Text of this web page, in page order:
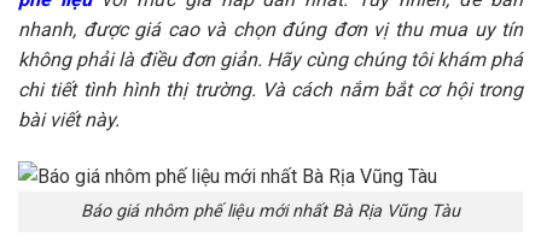
nhanh, được giá cao và chọn đúng đơn vị thu mua uy tín
không phải là điều đơn giản. Hãy cùng chúng tôi khám phá
chi tiết tình hình thị trường. Và cách nắm bắt cơ hội trong
bài viết này.
Báo giá nhôm phế liệu mới nhất Bà Rịa Vũng Tàu